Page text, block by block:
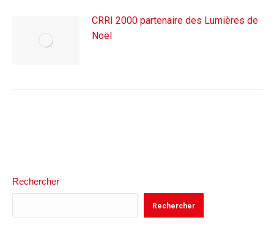
CRRI 2000 partenaire des Lumières de
Noël
Rechercher
Rechercher